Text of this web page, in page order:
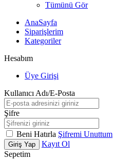
Tümünü Gör
AnaSayfa
Siparişlerim
Kategoriler
Hesabım
Üye Girişi
Kullanıcı Adı/E-Posta
Şifre
Beni Hatırla Şifremi Unuttum
Giriş Yap
Kayıt Ol
Sepetim